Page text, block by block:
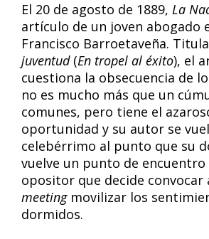
El 20 de agosto de 1889, La
artículo de un joven abogado
Francisco Barroetaveña.
juventud(En tropel al éxito), el
cuestiona la obsecuencia de
no es mucho más que un
comunes, pero tiene el
oportunidad y su autor se
celebérrimo al punto que su
vuelve un punto de
opositor que decide convocar
meeting movilizar los
dormidos.